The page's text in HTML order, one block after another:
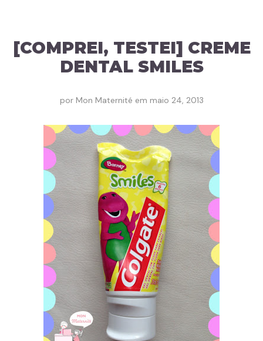
[COMPREI, TESTEI] CREME
DENTAL SMILES
por Mon Maternité em maio 24, 2013